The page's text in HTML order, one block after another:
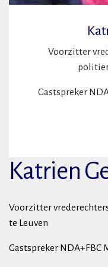
Voorzitter
Gastspreker
Katrien
Voorzitter
te Leuven
Gastspreker NDA+FBC